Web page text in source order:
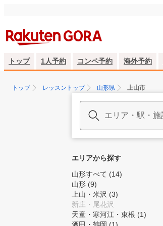
トップ 1人予約 コンペ予約 海外予約
トップ レッスントップ 山形県 上山市
エリアから探す
山形すべて (14)
山形 (9)
上山・米沢 (3)
新庄・尾花沢
天童・寒河江・東根 (1)